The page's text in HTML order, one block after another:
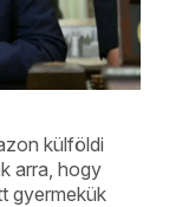
külföldi
arra, hogy
gyermekük